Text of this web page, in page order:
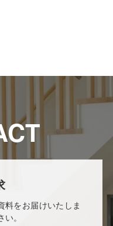
料をお届けいたしま
。